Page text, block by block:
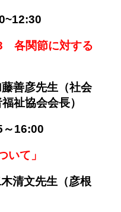
各関節に対する
藤善彦先生（社会
福祉協会会長）
16:00
いて」
木清文先生（彦根